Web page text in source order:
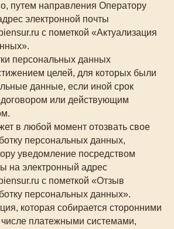
путем направления Оператору
электронной почты
с пометкой «Актуализация
персональных данных
целей, для которых были
данные, если иной срок
или действующим
в любой момент отозвать свое
персональных данных,
уведомление посредством
на электронный адрес
с пометкой «Отзыв
персональных данных».
которая собирается сторонними
платежными системами,